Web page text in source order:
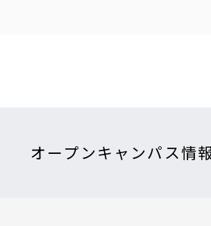
オープンキャンパス情